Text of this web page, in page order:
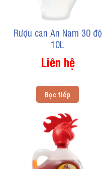
Rượu can An Nam 30 độ
10L
Liên hệ
Đọc tiếp